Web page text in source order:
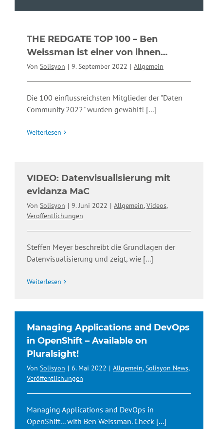
THE REDGATE TOP 100 – Ben
Weissman ist einer von ihnen…
Von Solisyon | 9. September 2022 | Allgemein
Die 100 einflussreichsten Mitglieder der "Daten
Community 2022" wurden gewählt! [...]
Weiterlesen
VIDEO: Datenvisualisierung mit
evidanza MaC
Von Solisyon | 9. Juni 2022 | Allgemein,Videos,
Veröffentlichungen
Steffen Meyer beschreibt die Grundlagen der
Datenvisualisierung und zeigt, wie [...]
Weiterlesen
Managing Applications and DevOps
in OpenShift – Available on
Pluralsight!
Von Solisyon | 6. Mai 2022 | Allgemein,Solisyon News,
Veröffentlichungen
Managing Applications and DevOps in
OpenShift... with Ben Weissman. Check [...]